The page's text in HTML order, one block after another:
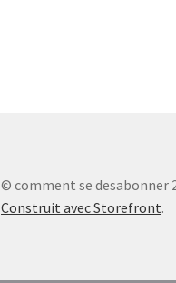
© comment se desabonner
Construit avec Storefront.